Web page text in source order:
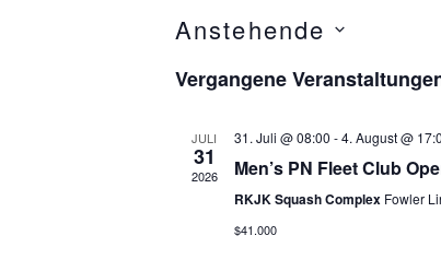
Anstehende
a
Vergangene
JULI
31
2026
31. Juli @ 08:00 -4. August @
Men’s PN Fleet Club
RKJK Squash Complex Fowler
$41.000